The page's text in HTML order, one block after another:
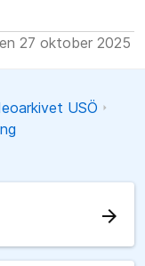
27 oktober 2025
USÖ
arrow_forward